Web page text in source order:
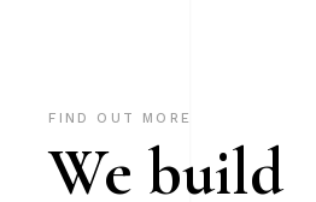
FIND OUT MORE
We build